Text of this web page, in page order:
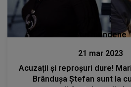
Stiri mondene
21 mar 2023
Acuzații și reproșuri dure!
Brândușa Ștefan sunt la